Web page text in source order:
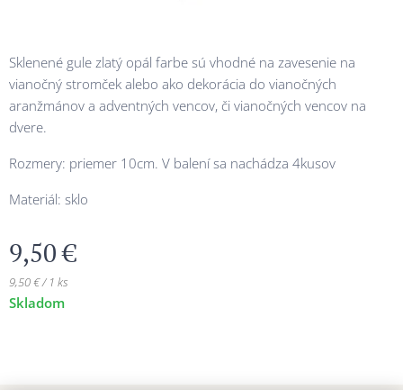
Sklenené gule zlatý opál farbe sú vhodné na zavesenie na
vianočný stromček alebo ako dekorácia do vianočných
aranžmánov a adventných vencov, či vianočných vencov na
dvere.
Rozmery: priemer 10cm. V balení sa nachádza 4kusov
Materiál: sklo
9,50€
9,50 € / 1 ks
Skladom